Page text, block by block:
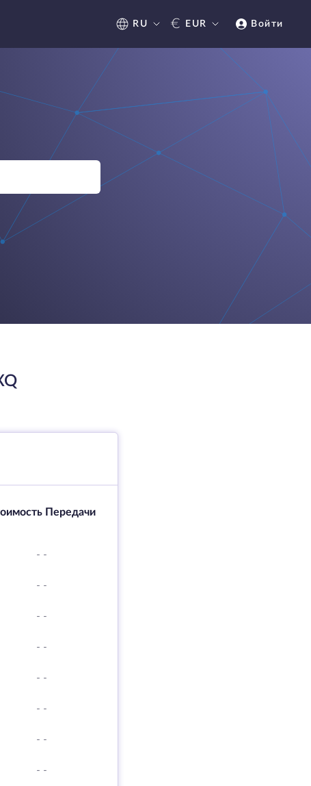
RU € EUR Войти
Передачи
- -
- -
- -
- -
- -
- -
- -
- -